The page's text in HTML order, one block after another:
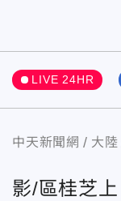
LIVE 24HR
中天新聞網 大陸
影/區桂芝